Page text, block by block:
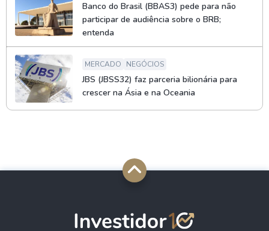
Banco do Brasil (BBAS3) pede para não
participar de audiência sobre o BRB;
entenda
MERCADO NEGÓCIOS
JBS (JBSS32) faz parceria bilionária para
crescer na Ásia e na Oceania